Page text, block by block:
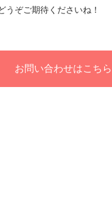
ぞご期待くださいね！
お問い合わせはこちら